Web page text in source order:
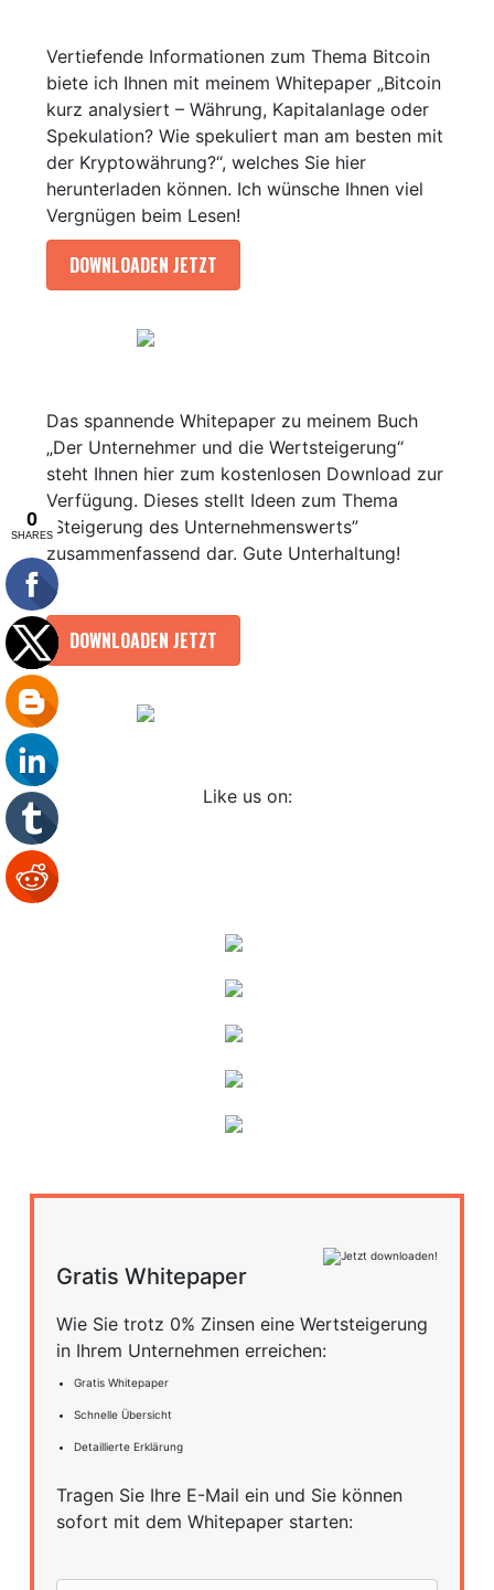
Vertiefende Informationen zum Thema Bitcoin
biete ich Ihnen mit meinem Whitepaper „Bitcoin
kurz analysiert – Währung, Kapitalanlage oder
Spekulation? Wie spekuliert man am besten mit
der Kryptowährung?“, welches Sie hier
herunterladen können. Ich wünsche Ihnen viel
Vergnügen beim Lesen!
DOWNLOADEN JETZT
Das spannende Whitepaper zu meinem Buch
„Der Unternehmer und die Wertsteigerung“
steht Ihnen hier zum kostenlosen Download zur
Verfügung. Dieses stellt Ideen zum Thema
“Steigerung des Unternehmenswerts”
zusammenfassend dar. Gute Unterhaltung!
DOWNLOADEN JETZT
Like us on:
Gratis Whitepaper
Wie Sie trotz 0% Zinsen eine Wertsteigerung
in Ihrem Unternehmen erreichen:
Gratis Whitepaper
Schnelle Übersicht
Detaillierte Erklärung
Tragen Sie Ihre E-Mail ein und Sie können
sofort mit dem Whitepaper starten: